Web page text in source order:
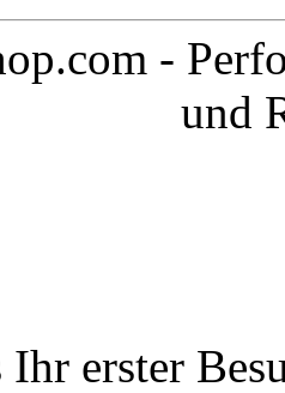
-
und
Ihr erster